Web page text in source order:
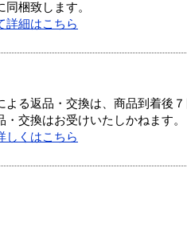
梱致します。
詳細はこちら
よる返品・交換は、商品到着後
・交換はお受けいたしかねます。
しくはこちら